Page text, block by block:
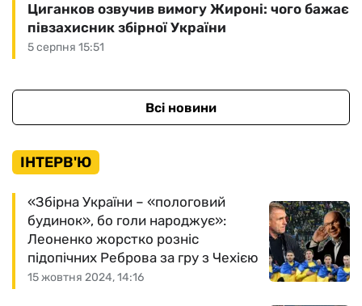
5 серпня 15:51
Циганков озвучив вимогу Жироні: чого бажає
півзахисник збірної України
Всі новини
ІНТЕРВ'Ю
15 жовтня 2024, 14:16
«Збірна України – «пологовий
будинок», бо голи народжує»:
Леоненко жорстко розніс
підопічних Реброва за гру з Чехією